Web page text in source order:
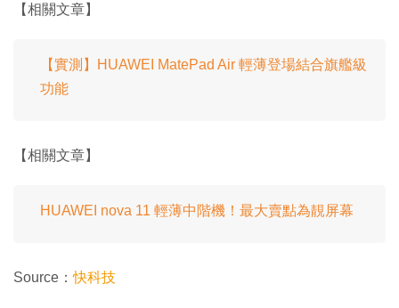
【相關文章】
【實測】HUAWEI MatePad Air 輕薄登場結合旗艦級
功能
【相關文章】
HUAWEI nova 11 輕薄中階機！最大賣點為靚屏幕
Source：快科技